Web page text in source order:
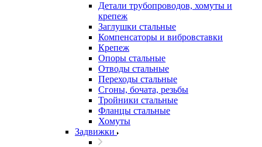
Детали трубопроводов, хомуты и
крепеж
Заглушки стальные
Компенсаторы и вибровставки
Крепеж
Опоры стальные
Отводы стальные
Переходы стальные
Сгоны, бочата, резьбы
Тройники стальные
Фланцы стальные
Хомуты
Задвижки